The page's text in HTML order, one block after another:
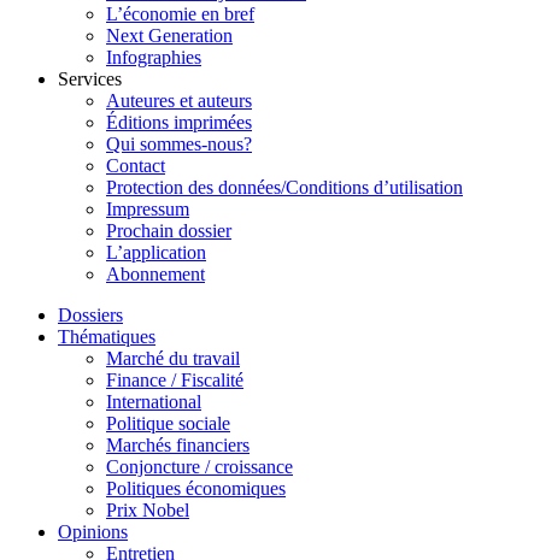
L’économie en bref
Next Generation
Infographies
Services
Auteures et auteurs
Éditions imprimées
Qui sommes-nous?
Contact
Protection des données/Conditions d’utilisation
Impressum
Prochain dossier
L’application
Abonnement
Dossiers
Thématiques
Marché du travail
Finance / Fiscalité
International
Politique sociale
Marchés financiers
Conjoncture / croissance
Politiques économiques
Prix Nobel
Opinions
Entretien